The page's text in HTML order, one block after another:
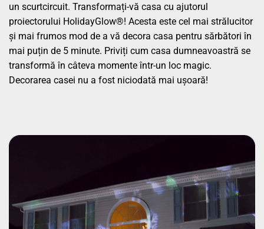
un scurtcircuit. Transformați-vă casa cu ajutorul
proiectorului HolidayGlow®! Acesta este cel mai strălucitor
și mai frumos mod de a vă decora casa pentru sărbători în
mai puțin de 5 minute. Priviți cum casa dumneavoastră se
transformă în câteva momente într-un loc magic.
Decorarea casei nu a fost niciodată mai ușoară!